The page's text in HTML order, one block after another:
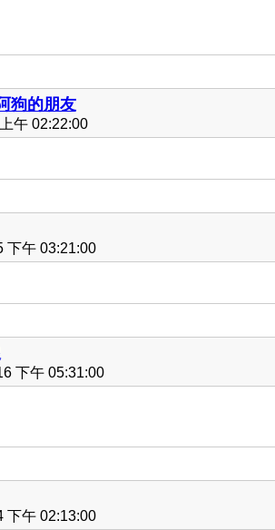
狗的朋友
午 02:22:00
下午 03:21:00
下午 05:31:00
下午 02:13:00